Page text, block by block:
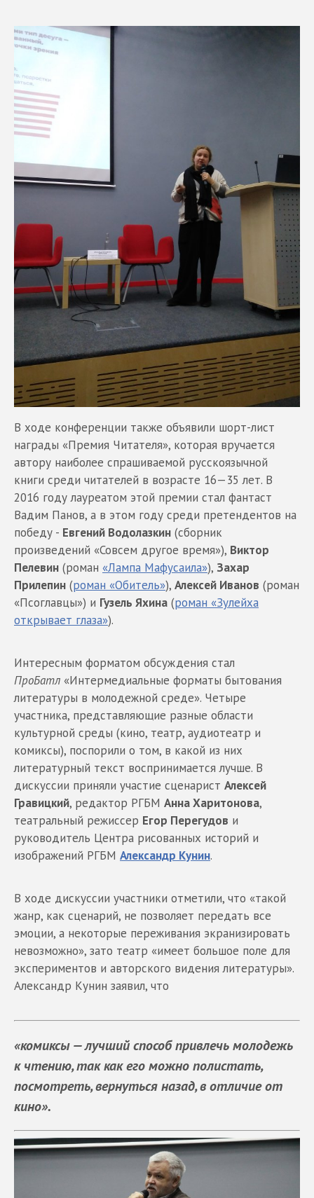
В ходе конференции также объявили шорт-лист
награды «Премия Читателя», которая вручается
автору наиболее спрашиваемой русскоязычной
книги среди читателей в возрасте 16—35 лет. В
2016 году лауреатом этой премии стал фантаст
Вадим Панов, а в этом году среди претендентов на
победу - Евгений Водолазкин (сборник
произведений «Совсем другое время»), Виктор
Пелевин (роман «Лампа Мафусаила»), Захар
Прилепин (роман «Обитель»), Алексей Иванов (роман
«Псоглавцы») и Гузель Яхина (роман «Зулейха
открывает глаза»).
Интересным форматом обсуждения стал
ПроБатл «Интермедиальные форматы бытования
литературы в молодежной среде». Четыре
участника, представляющие разные области
культурной среды (кино, театр, аудиотеатр и
комиксы), поспорили о том, в какой из них
литературный текст воспринимается лучше. В
дискуссии приняли участие сценарист Алексей
Гравицкий, редактор РГБМ Анна Харитонова,
театральный режиссер Егор Перегудов и
руководитель Центра рисованных историй и
изображений РГБМ Александр Кунин.
В ходе дискуссии участники отметили, что «такой
жанр, как сценарий, не позволяет передать все
эмоции, а некоторые переживания экранизировать
невозможно», зато театр «имеет большое поле для
экспериментов и авторского видения литературы».
Александр Кунин заявил, что
«комиксы — лучший способ привлечь молодежь
к чтению, так как его можно полистать,
посмотреть, вернуться назад, в отличие от
кино».